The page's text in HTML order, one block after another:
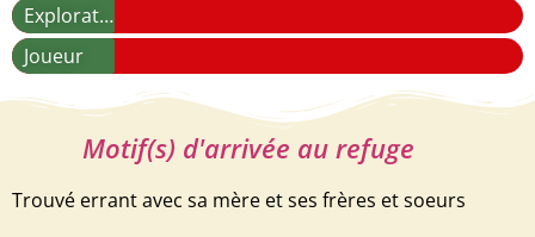
Explorateur
Joueur
Motif(s) d'arrivée au refuge
Trouvé errant avec sa mère et ses frères et soeurs